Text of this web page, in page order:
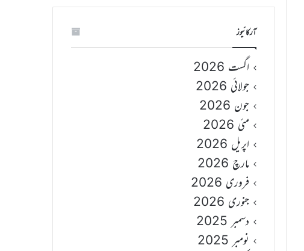
آرکائیوز
اگست 2026
جولائی 2026
جون 2026
مئی 2026
اپریل 2026
مارچ 2026
فروری 2026
جنوری 2026
دسمبر 2025
نومبر 2025